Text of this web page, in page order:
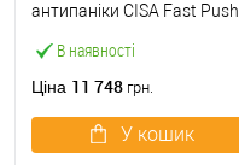
В наявності
антипаніки CISA Fast Push
із замком та ручкою
Ціна 11 748 грн.
У кошик